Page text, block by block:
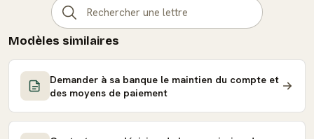
Modèles similaires
Demander à sa banque le maintien du compte et
des moyens de paiement